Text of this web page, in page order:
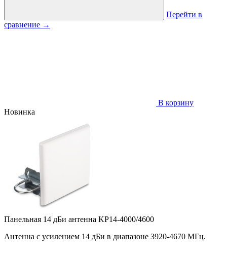
Перейти в
сравнение →
В корзину
Новинка
Панельная 14 дБи антенна KP14-4000/4600
Антенна c усилением 14 дБи в диапазоне 3920-4670 МГц.